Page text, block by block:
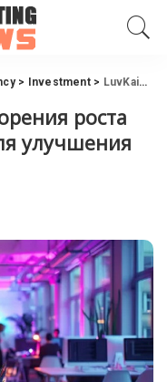
> Investment> LuvKaizen — студия ускорения роста Web3 полного цикла для улучшения проектов
роста
улучшения